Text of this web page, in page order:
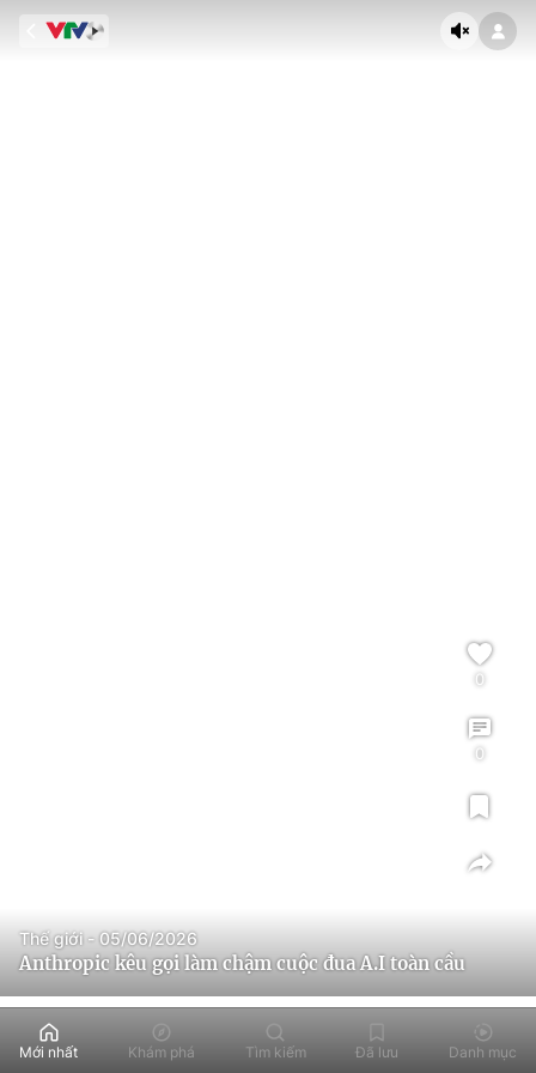
Anthropic kêu gọi làm chậm cuộc đua A.I toàn cầu
Thế giới - 05/06/2026
0
0
Mới nhất Khám phá Tìm kiếm Đã lưu Danh mục